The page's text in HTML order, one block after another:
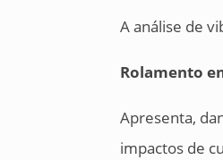
A análise de
Rolamento
Apresenta,
impactos de